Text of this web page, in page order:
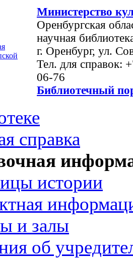
Министерство
Оренбургская
научная
г. Оренбург, ул.
Тел. для справок:
06-76
Библиотечный
справка
истории
и залы
об